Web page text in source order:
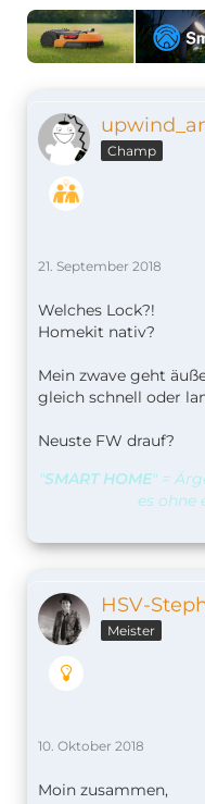
Champ
21. September 2018
Welches Lock?!
Homekit nativ?
Mein zwave geht
gleich schnell oder
Neuste FW drauf?
"SMART HOME" =
es ohne
HSV-
Meister
10. Oktober 2018
Moin zusammen,